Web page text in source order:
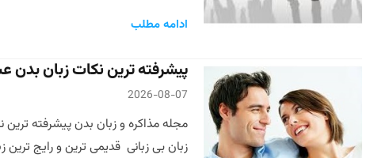
ادامه مطلب
پیشرفته ترین نکات زبان بدن
2026-08-07
زبان بی زبانی قدیمی ترین و رایج